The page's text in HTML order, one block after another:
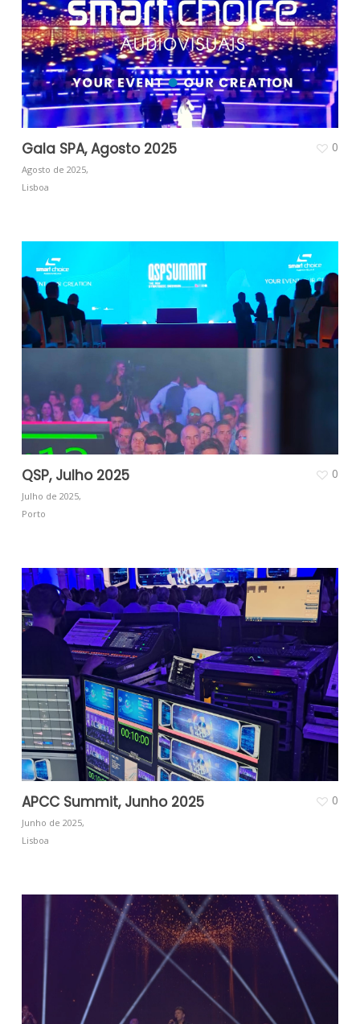
Gala SPA, Agosto 2025
Agosto de 2025,
Lisboa
0
QSP, Julho 2025
Julho de 2025,
Porto
0
APCC Summit, Junho 2025
Junho de 2025,
Lisboa
0